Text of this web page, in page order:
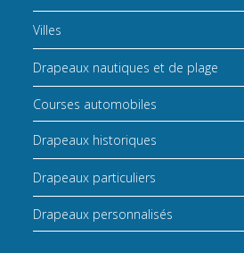
Villes
Drapeaux nautiques et de plage
Courses automobiles
Drapeaux historiques
Drapeaux particuliers
Drapeaux personnalisés